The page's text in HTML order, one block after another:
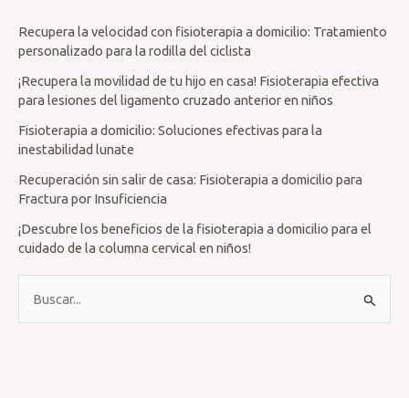
Recupera la velocidad con fisioterapia a domicilio: Tratamiento
personalizado para la rodilla del ciclista
¡Recupera la movilidad de tu hijo en casa! Fisioterapia efectiva
para lesiones del ligamento cruzado anterior en niños
Fisioterapia a domicilio: Soluciones efectivas para la
inestabilidad lunate
Recuperación sin salir de casa: Fisioterapia a domicilio para
Fractura por Insuficiencia
¡Descubre los beneficios de la fisioterapia a domicilio para el
cuidado de la columna cervical en niños!